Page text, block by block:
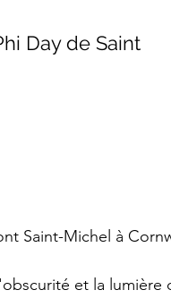
Day de Saint
Saint-Michel à
et la lumière